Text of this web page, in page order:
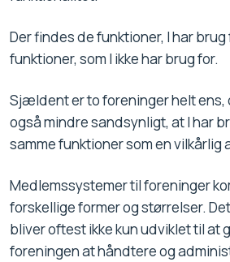
Der findes de funktioner, I har
funktioner, som I ikke har brug for.
Sjældent er to foreninger helt ens,
også mindre sandsynligt, at I har
samme funktioner som en vilkårlig
Medlemssystemer til foreninger
forskellige former og størrelser.
bliver oftest ikke kun udviklet til at
foreningen at håndtere og